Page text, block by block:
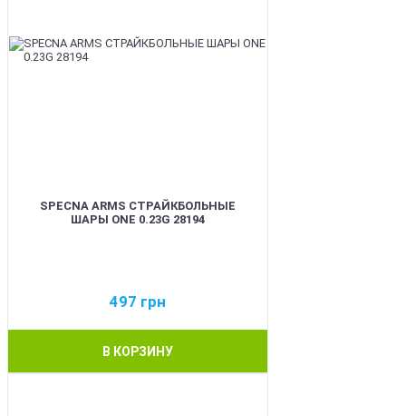
SPECNA ARMS СТРАЙКБОЛЬНЫЕ
ШАРЫ ONE 0.23G 28194
497 грн
В КОРЗИНУ